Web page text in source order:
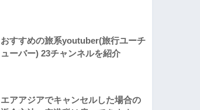
おすすめの旅系youtuber(旅行ユーチ
ューバー) 23チャンネルを紹介
エアアジアでキャンセルした場合の